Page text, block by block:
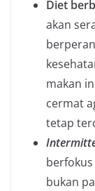
Diet
akan
makan
cermat
tetap
bukan